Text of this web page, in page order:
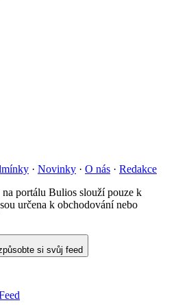
· Novinky · O nás · Redakce
na portálu Bulios slouží pouze k
určena k obchodování nebo
si svůj feed